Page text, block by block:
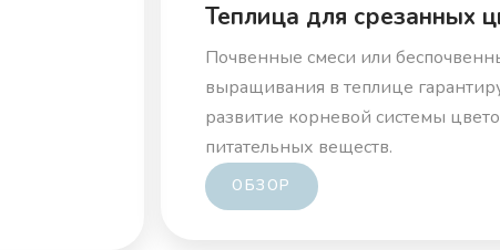
Теплица для срезанных
Почвенные смеси или
выращивания в теплице
развитие корневой системы
питательных веществ.
ОБЗОР